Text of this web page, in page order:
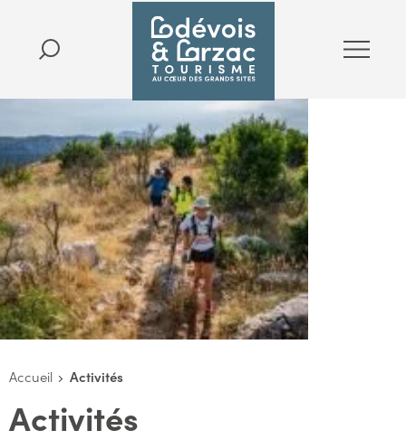
Accueil Activités
Activités